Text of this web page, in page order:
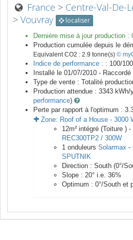
France > Centre-Val-De-
> Vouvray localiser
Dernière mise à jour production :
Production cumulée depuis le
Equivalent CO2 : 2.9 tonne(s) ©
Indice de performance : : 100/
Installé le 01/07/2010 - Raccordé
Type de vente : Totalité
Production attendue : 3343 kWh/
performance)
Perte par rapport à l'optimum :
Zone: Roof of a House - 3000
12m² intégré (Toiture ) -
REC300TP2 / 300W
1 onduleurs Solarmax -
SPUTNIK
Direction : South (0°/
Slope : 20° i.e. 36%
Optimum : 0°/South et